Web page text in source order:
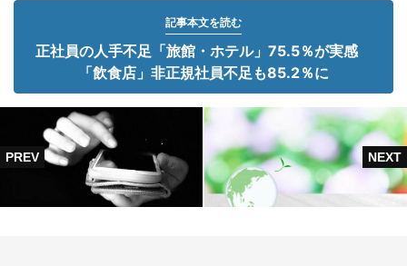
記事本文を読む
正社員の人手不足「旅館・ホテル」75.5％が実感
「飲食店」非正規社員不足も85.2％に